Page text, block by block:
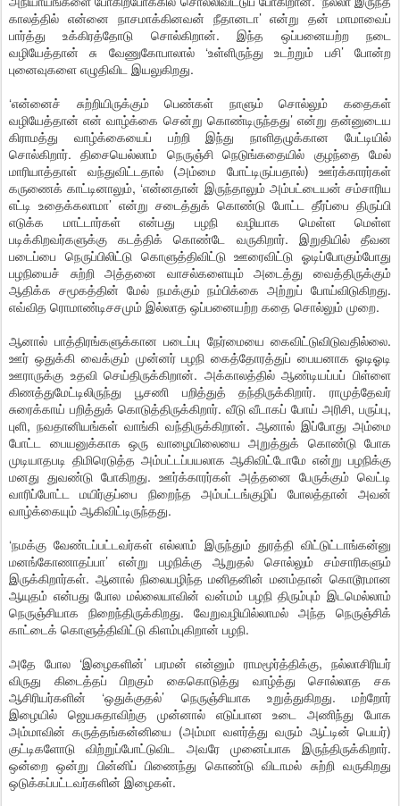
காலத்தில் என்னை நாசமாக்கினவன் நீதானடா’ என்று தன் மாமாவைப்
பார்த்து உக்கிரத்தோடு சொல்கிறான். இந்த ஒப்பனையற்ற நடை
வழியேத்தான் சு வேணுகோபாலால் ‘உள்ளிருந்து உடற்றும் பசி’ போன்ற
புனைவுகளை எழுதிவிட இயலுகிறது.
‘என்னைச் சுற்றியிருக்கும் பெண்கள் நாளும் சொல்லும் கதைகள்
வழியேத்தான் என் வாழ்க்கை சென்று கொண்டிருந்தது’ என்று தன்னுடைய
கிராமத்து வாழ்க்கையைப் பற்றி இந்து நாளிதழுக்கான பேட்டியில்
சொல்கிறார். திசையெல்லாம் நெருஞ்சி நெடுங்கதையில் குழந்தை மேல்
மாரியாத்தாள் வந்துவிட்டதால் (அம்மை போட்டிருப்பதால்) ஊர்க்காரர்கள்
கருணைக் காட்டினாலும், ‘என்னதான் இருந்தாலும் அம்பட்டையன் சம்சாரிய
எட்டி உதைக்கலாமா’ என்று சடைத்துக் கொண்டு போட்ட தீர்ப்பை திருப்பி
எடுக்க மாட்டார்கள் என்பது பழநி வழியாக மெள்ள மெள்ள
படிக்கிறவர்களுக்கு கடத்திக் கொண்டே வருகிறார். இறுதியில் தீவன
படைப்பை நெருப்பிலிட்டு கொளுத்திவிட்டு ஊரைவிட்டு ஓடிப்போகும்போது
பழநியைச் சுற்றி அத்தனை வாசல்களையும் அடைத்து வைத்திருக்கும்
ஆதிக்க சமூகத்தின் மேல் நமக்கும் நம்பிக்கை அற்றுப் போய்விடுகிறது.
எவ்வித ரொமாண்டிசசமும் இல்லாத ஒப்பனையற்ற கதை சொல்லும் முறை.
ஆனால் பாத்திரங்களுக்கான படைப்பு நேர்மையை கைவிட்டுவிடுவதில்லை.
ஊர் ஒதுக்கி வைக்கும் முன்னர் பழநி கைத்தோரத்துப் பையனாக ஓடிஓடி
ஊராருக்கு உதவி செய்திருக்கிறான். அக்காலத்தில் ஆண்டியப்பப் பிள்ளை
கிணத்துமேட்டிலிருந்து பூசணி பறித்துத் தந்திருக்கிறார். ராமுத்தேவர்
சுரைக்காய் பறித்துக் கொடுத்திருக்கிறார். வீடு வீடாகப் போய் அரிசி, பருப்பு,
புளி, நவதானியங்கள் வாங்கி வந்திருக்கிறான். ஆனால் இப்போது அம்மை
போட்ட பையனுக்காக ஒரு வாழையிலையை அறுத்துக் கொண்டு போக
முடியாதபடி திமிரெடுத்த அம்பட்டப்பயலாக ஆகிவிட்டோமே என்று பழநிக்கு
மனது துவண்டு போகிறது. ஊர்க்காரர்கள் அத்தனை பேருக்கும் வெட்டி
வாரிப்போட்ட மயிர்குப்பை நிறைந்த அம்பட்டங்குழிப் போலத்தான் அவன்
வாழ்க்கையும் ஆகிவிட்டிருந்தது.
‘நமக்கு வேண்டப்பட்டவர்கள் எல்லாம் இருந்தும் துரத்தி விட்டுட்டாங்கன்னு
மனங்கோணாதப்பா’ என்று பழநிக்கு ஆறுதல் சொல்லும் சம்சாரிகளும்
இருக்கிறார்கள். ஆனால் நிலையழிந்த மனிதனின் மனம்தான் கொடூரமான
ஆயுதம் என்பது போல மல்லையாவின் வன்மம் பழநி திரும்பும் இடமெல்லாம்
நெருஞ்சியாக நிறைந்திருக்கிறது. வேறுவழியில்லாமல் அந்த நெருஞ்சிக்
காட்டைக் கொளுத்திவிட்டு கிளம்புகிறான் பழநி.
அதே போல ‘இழைகளின்’ பரமன் என்னும் ராமமூர்த்திக்கு, நல்லாசிரியர்
விருது கிடைத்தப் பிறகும் கைகொடுத்து வாழ்த்து சொல்லாத சக
ஆசிரியர்களின் ‘ஒதுக்குதல்’ நெருஞ்சியாக உறுத்துகிறது. மற்றோர்
இழையில் ஜெயசுதாவிற்கு முன்னால் எடுப்பான உடை அணிந்து போக
அம்மாவின் கருத்தங்கன்னியை (அம்மா வளர்த்து வரும் ஆட்டின் பெயர்)
குட்டிகளோடு விற்றுப்போட்டுவிட அவரே முனைப்பாக இருந்திருக்கிறார்.
ஒன்றை ஒன்று பின்னிப் பிணைந்து கொண்டு விடாமல் சுற்றி வருகிறது
ஒடுக்கப்பட்டவர்களின் இழைகள்.